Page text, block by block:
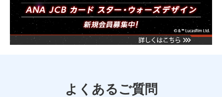
よくあるご質問